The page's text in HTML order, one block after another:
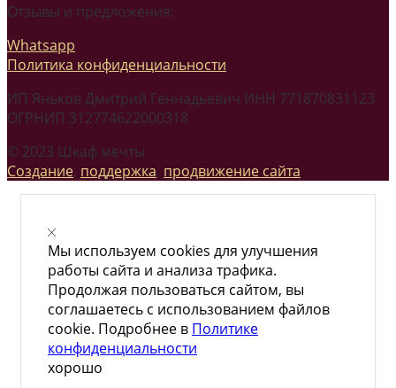
Отзывы и предложения:
Whatsapp
Политика конфиденциальности
ИП Яньков Дмитрий Геннадьевич ИНН 771870831123
ОГРНИП 312774622000318
© 2023 Шкаф мечты
Создание, поддержка, продвижение сайта
Мы используем cookies для улучшения
работы сайта и анализа трафика.
Продолжая пользоваться сайтом, вы
соглашаетесь с использованием файлов
cookie. Подробнее в Политике
конфиденциальности
хорошо